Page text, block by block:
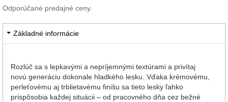
Odporúčané predajné ceny.
Základné informácie
Rozlúč sa s lepkavými a nepríjemnými textúrami a privítaj
novú generáciu dokonale hladkého lesku. Vďaka krémovému,
perleťovému aj trblietavému finišu sa tieto lesky ľahko
prispôsobia každej situácii – od pracovného dňa cez bežné